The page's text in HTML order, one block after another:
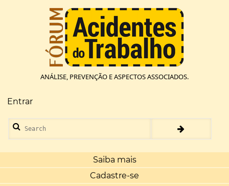
ANÁLISE, PREVENÇÃO E ASPECTOS ASSOCIADOS.
Menu
de
conta
de
usuário
Entrar
Search
Saiba mais
Cadastre-se